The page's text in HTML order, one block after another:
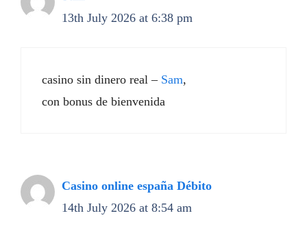
13th July 2026 at 6:38 pm
casino sin dinero real – Sam,
con bonus de bienvenida
Casino online españa Débito
14th July 2026 at 8:54 am